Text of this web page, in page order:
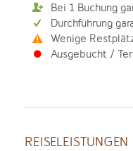
Bei 1 Buchung
Durchführung
Wenige
Ausgebucht /
REISELEISTUNGEN